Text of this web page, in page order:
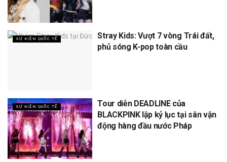
SỰ KIỆN QUỐC TẾ
Stray Kids: Vượt 7 vòng Trái đất,
phủ sóng K-pop toàn cầu
SỰ KIỆN QUỐC TẾ
Tour diễn DEADLINE của
BLACKPINK lập kỷ lục tại sân vận
động hàng đầu nước Pháp